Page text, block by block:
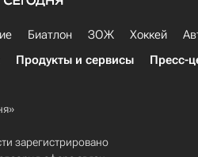
Биатлон ЗОЖ Хоккей
Продукты и сервисы Пресс-
зарегистрировано